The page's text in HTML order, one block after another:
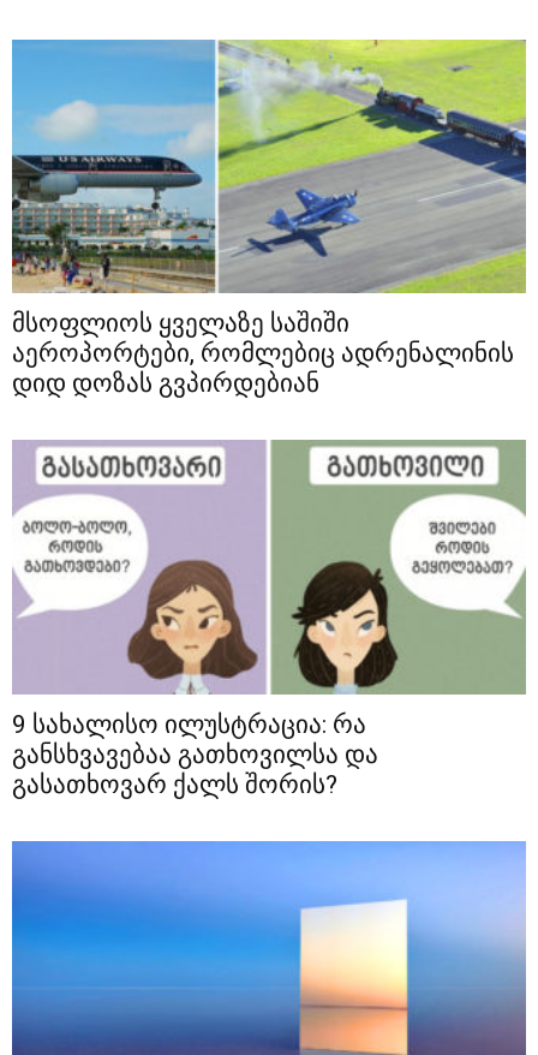
მსოფლიოს ყველაზე საშიში
აეროპორტები, რომლებიც ადრენალინის
დიდ დოზას გვპირდებიან
9 სახალისო ილუსტრაცია: რა
განსხვავებაა გათხოვილსა და
გასათხოვარ ქალს შორის?